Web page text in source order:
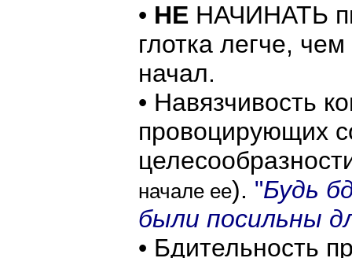
• НЕ НАЧИНАТЬ
глотка легче,
начал.
• Навязчивость
провоцирующих
начале ее). "Будь
были посильны
• Бдительность